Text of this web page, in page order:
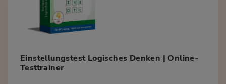
Einstellungstest Logisches Denken | Online-
Testtrainer